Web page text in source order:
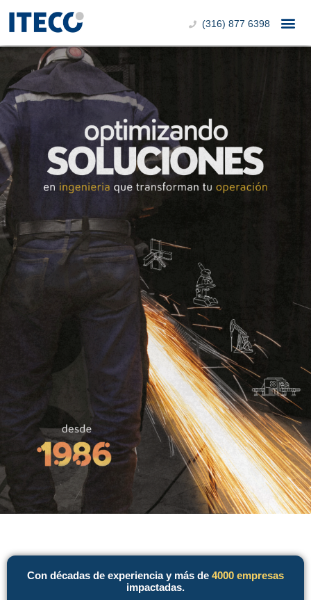
(316) 877 6398
Con décadas de experiencia y más de 4000 empresas
impactadas.